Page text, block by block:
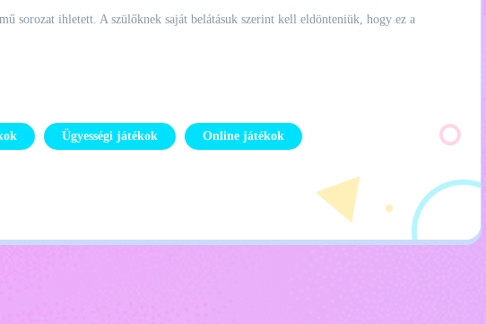
sorozat ihletett. A szülőknek saját belátásuk szerint kell eldönteniük, hogy ez a
Ügyességi játékok Online játékok